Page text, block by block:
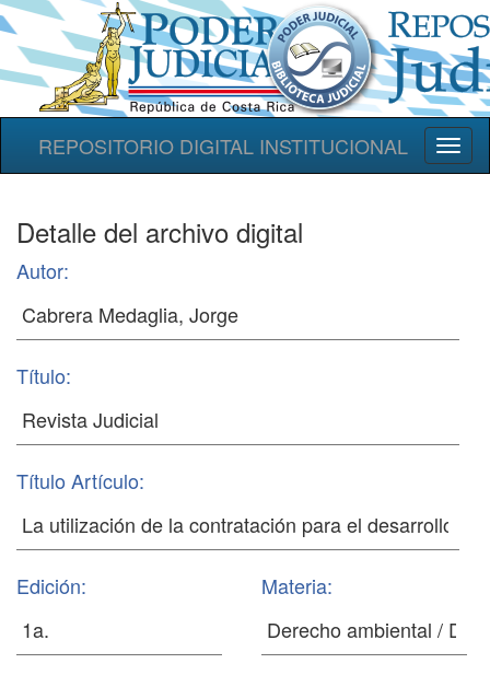
REPOSITORIO DIGITAL INSTITUCIONAL
Detalle del archivo digital
Autor:
Título:
Título Artículo:
Edición: Materia: